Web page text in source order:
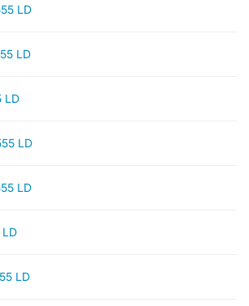
LD
LD
LD
LD
LD
LD